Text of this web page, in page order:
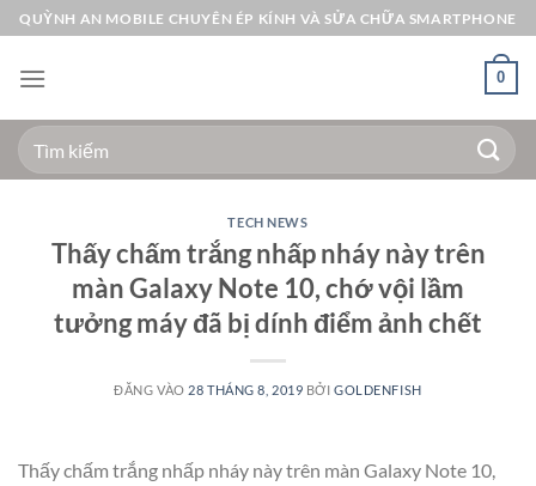
Bỏ
qua
nội
QUỲNH AN MOBILE CHUYÊN ÉP KÍNH VÀ SỬA CHỮA SMARTPHONE
0
Tìm
kiếm:
TECH NEWS
Thấy chấm trắng nhấp nháy này trên
màn Galaxy Note 10, chớ vội lầm
tưởng máy đã bị dính điểm ảnh chết
ĐĂNG VÀO 28 THÁNG 8, 2019 BỞIGOLDENFISH
Thấy chấm trắng nhấp nháy này trên màn Galaxy Note 10,